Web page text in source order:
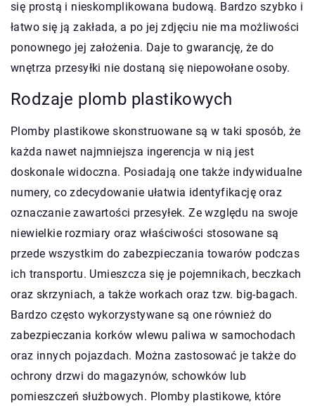
się prostą i nieskomplikowana budową. Bardzo szybko i
łatwo się ją zakłada, a po jej zdjęciu nie ma możliwości
ponownego jej założenia. Daje to gwarancję, że do
wnętrza przesyłki nie dostaną się niepowołane osoby.
Rodzaje plomb plastikowych
Plomby plastikowe skonstruowane są w taki sposób, że
każda nawet najmniejsza ingerencja w nią jest
doskonale widoczna. Posiadają one także indywidualne
numery, co zdecydowanie ułatwia identyfikację oraz
oznaczanie zawartości przesyłek. Ze względu na swoje
niewielkie rozmiary oraz właściwości stosowane są
przede wszystkim do zabezpieczania towarów podczas
ich transportu. Umieszcza się je pojemnikach, beczkach
oraz skrzyniach, a także workach oraz tzw. big-bagach.
Bardzo często wykorzystywane są one również do
zabezpieczania korków wlewu paliwa w samochodach
oraz innych pojazdach. Można zastosować je także do
ochrony drzwi do magazynów, schowków lub
pomieszczeń służbowych. Plomby plastikowe, które